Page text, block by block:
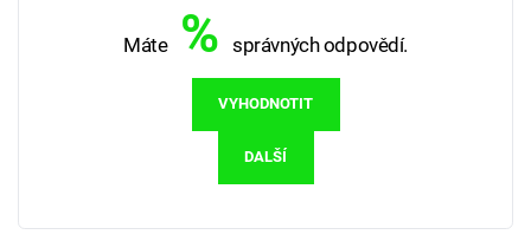
Máte % správných odpovědí.
VYHODNOTIT
DALŠÍ